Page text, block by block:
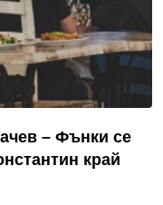
– Фънки се
край